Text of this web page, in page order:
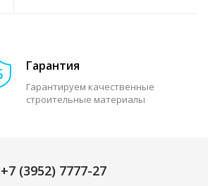
Гарантия
Гарантируем качественные
строительные материалы
+7 (3952) 7777-27